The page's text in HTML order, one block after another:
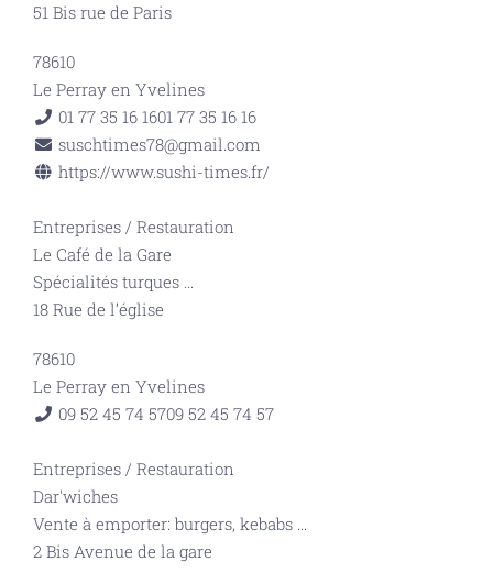
51 Bis rue de Paris
78610
Le Perray en Yvelines
01 77 35 16 1601 77 35 16 16
suschtimes78@gmail.com
https://www.sushi-times.fr/
Entreprises / Restauration
Le Café de la Gare
Spécialités turques ...
18 Rue de l’église
78610
Le Perray en Yvelines
09 52 45 74 5709 52 45 74 57
Entreprises / Restauration
Dar'wiches
Vente à emporter: burgers, kebabs ...
2 Bis Avenue de la gare